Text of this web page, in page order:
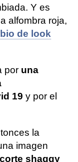
Y es
alfombra roja,
de look
por una
19 y por el
la
imagen
shaggy